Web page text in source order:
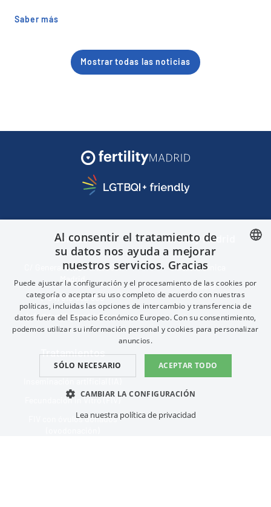
Mostrar todas las noticias
Saber más
Contact
C/ General Oráa 47, 28006,
Madrid
(+34) 910 052 808
info@fertilitymadrid.com
Fertility Madrid
Nuestra clínica
Contacto
Tratamientos
Fecundación in Vitro (FIV)
FIV con óvulos donados
SPANISH
FRENCH
ENGLISH
CHINESE (SIMPLIFIED)
Al consentir el tratamiento de
su datos nos ayuda a mejorar
nuestros servicios. Gracias
Puede ajustar la configuración y el procesamiento de las cookies por
categoría o aceptar su uso completo de acuerdo con nuestras
políticas, incluidas las opciones de intercambio y transferencia de
datos fuera del Espacio Económico Europeo. Con su consentimiento,
podemos utilizar su información personal y cookies para personalizar
anuncios.
ACEPTAR TODO
SÓLO NECESARIO
CAMBIAR LA CONFIGURACIÓN
ESENCIAL RENDIMIENTO
Lea nuestra política de privacidad